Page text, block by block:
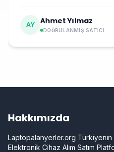
AY Ahmet Yılmaz
DOĞRULANMIŞ SATICI
Hakkımızda
Laptopalanyerler.org Türkiyenin
Elektronik Cihaz Alım Satım